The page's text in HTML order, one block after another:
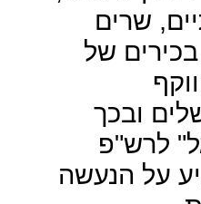
שרים
של
ובכך
לרש"פ
על הנעשה